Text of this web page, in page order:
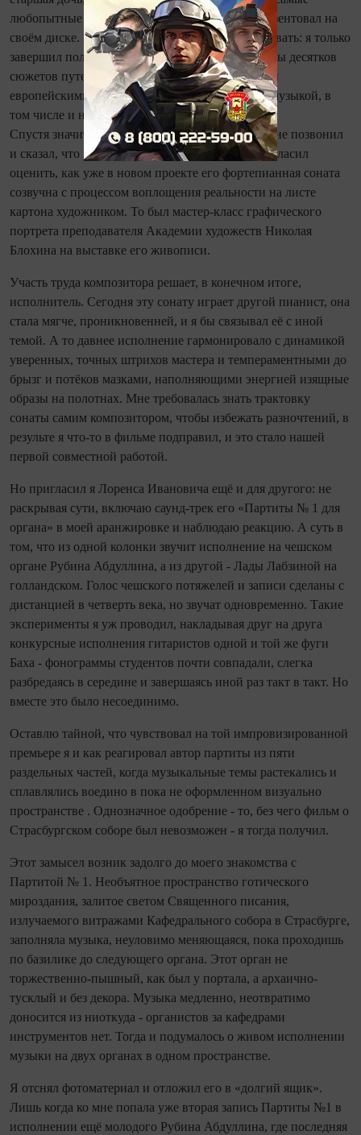
любопытные вещи - их записи маэстро мне презентовал на
своём диске. У меня тоже нашлось что презентовать: я только
завершил полнометражный слайд-проект из пары десятков
сюжетов путешествия по Европе с исполненной
европейскими музыкантами в казанских залах музыкой, в
том числе и на фестивале «Европа - Азия».
Спустя значительное время Лоренс Иванович мне позвонил
и сказал, что посмотрел тот проект. А я его пригласил
оценить, как уже в новом проекте его фортепианная соната
созвучна с процессом воплощения реальности на листе
картона художником. То был мастер-класс графического
портрета преподавателя Академии художеств Николая
Блохина на выставке его живописи.
Участь труда композитора решает, в конечном итоге,
исполнитель. Сегодня эту сонату играет другой пианист, она
стала мягче, проникновенней, и я бы связывал её с иной
темой. А то давнее исполнение гармонировало с динамикой
уверенных, точных штрихов мастера и темпераментными до
брызг и потёков мазками, наполняющими энергией изящные
образы на полотнах. Мне требовалась знать трактовку
сонаты самим композитором, чтобы избежать разночтений, в
результе я что-то в фильме подправил, и это стало нашей
первой совместной работой.
Но пригласил я Лоренса Ивановича ещё и для другого: не
раскрывая сути, включаю саунд-трек его «Партиты № 1 для
органа» в моей аранжировке и наблюдаю реакцию. А суть в
том, что из одной колонки звучит исполнение на чешском
органе Рубина Абдуллина, а из другой - Лады Лабзиной на
голландском. Голос чешского потяжелей и записи сделаны с
дистанцией в четверть века, но звучат одновременно. Такие
эксперименты я уж проводил, накладывая друг на друга
конкурсные исполнения гитаристов одной и той же фуги
Баха - фонограммы студентов почти совпадали, слегка
разбредаясь в середине и завершаясь иной раз такт в такт. Но
вместе это было несоединимо.
Оставлю тайной, что чувствовал на той импровизированной
премьере я и как реагировал автор партиты из пяти
раздельных частей, когда музыкальные темы растекались и
сплавлялись воедино в пока не оформленном визуально
пространстве . Однозначное одобрение - то, без чего фильм о
Страсбургском соборе был невозможен - я тогда получил.
Этот замысел возник задолго до моего знакомства с
Партитой № 1. Необъятное пространство готического
мироздания, залитое светом Священного писания,
излучаемого витражами Кафедрального собора в Страсбурге,
заполняла музыка, неуловимо меняющаяся, пока проходишь
по базилике до следующего органа. Этот орган не
торжественно-пышный, как был у портала, а архаично-
тусклый и без декора. Музыка медленно, неотвратимо
доносится из ниоткуда - органистов за кафедрами
инструментов нет. Тогда и подумалось о живом исполнении
музыки на двух органах в одном пространстве.
Я отснял фотоматериал и отложил его в «долгий ящик».
Лишь когда ко мне попала уже вторая запись Партиты №1 в
исполнении ещё молодого Рубина Абдуллина, где последняя